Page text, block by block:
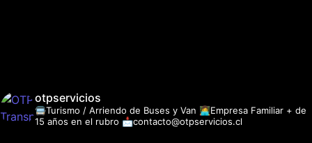
otpservicios
🚍Turismo / Arriendo de Buses y Van 👩‍💻Empresa Familiar + de
15 años en el rubro 📩contacto@otpservicios.cl